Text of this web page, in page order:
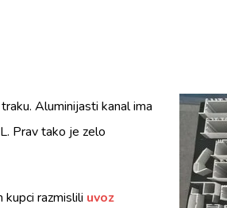
Aluminijasti kanal ima
Prav tako je zelo
razmislili uvoz